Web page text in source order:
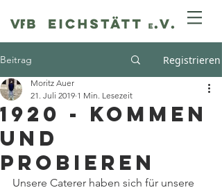
Beitrag Registrieren
1920 - KOMMEN
UND
PROBIEREN
Moritz Auer
21. Juli 2019 1 Min. Lesezeit
Unsere Caterer haben sich für unsere